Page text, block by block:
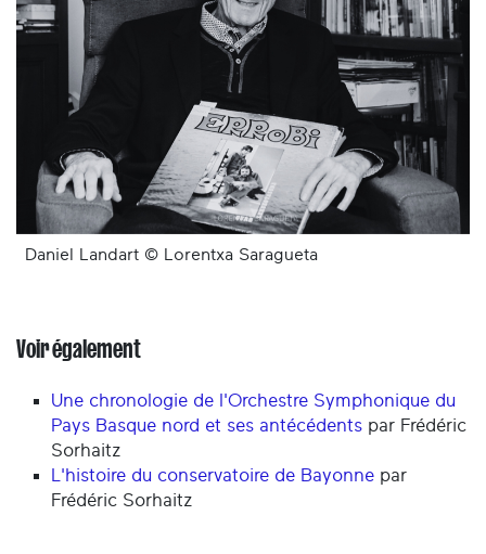
Daniel Landart © Lorentxa Saragueta
Voir également
Une chronologie de l'Orchestre Symphonique du
Pays Basque nord et ses antécédents par Frédéric
Sorhaitz
L'histoire du conservatoire de Bayonne par
Frédéric Sorhaitz